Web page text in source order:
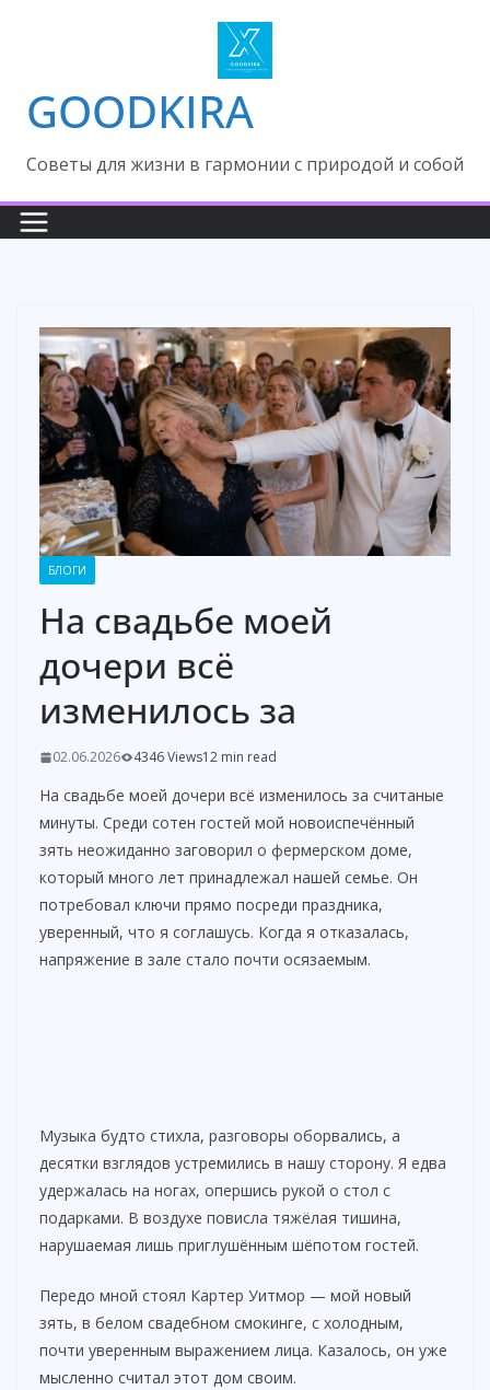
GOODKIRA
Cоветы для жизни в гармонии с природой и собой
БЛОГИ
На свадьбе моей
дочери всё
изменилось за
02.06.2026 4346 Views12 min read
На свадьбе моей дочери всё изменилось за считаные
минуты. Среди сотен гостей мой новоиспечённый
зять неожиданно заговорил о фермерском доме,
который много лет принадлежал нашей семье. Он
потребовал ключи прямо посреди праздника,
уверенный, что я соглашусь. Когда я отказалась,
напряжение в зале стало почти осязаемым.
Музыка будто стихла, разговоры оборвались, а
десятки взглядов устремились в нашу сторону. Я едва
удержалась на ногах, опершись рукой о стол с
подарками. В воздухе повисла тяжёлая тишина,
нарушаемая лишь приглушённым шёпотом гостей.
Передо мной стоял Картер Уитмор — мой новый
зять, в белом свадебном смокинге, с холодным,
почти уверенным выражением лица. Казалось, он уже
мысленно считал этот дом своим.